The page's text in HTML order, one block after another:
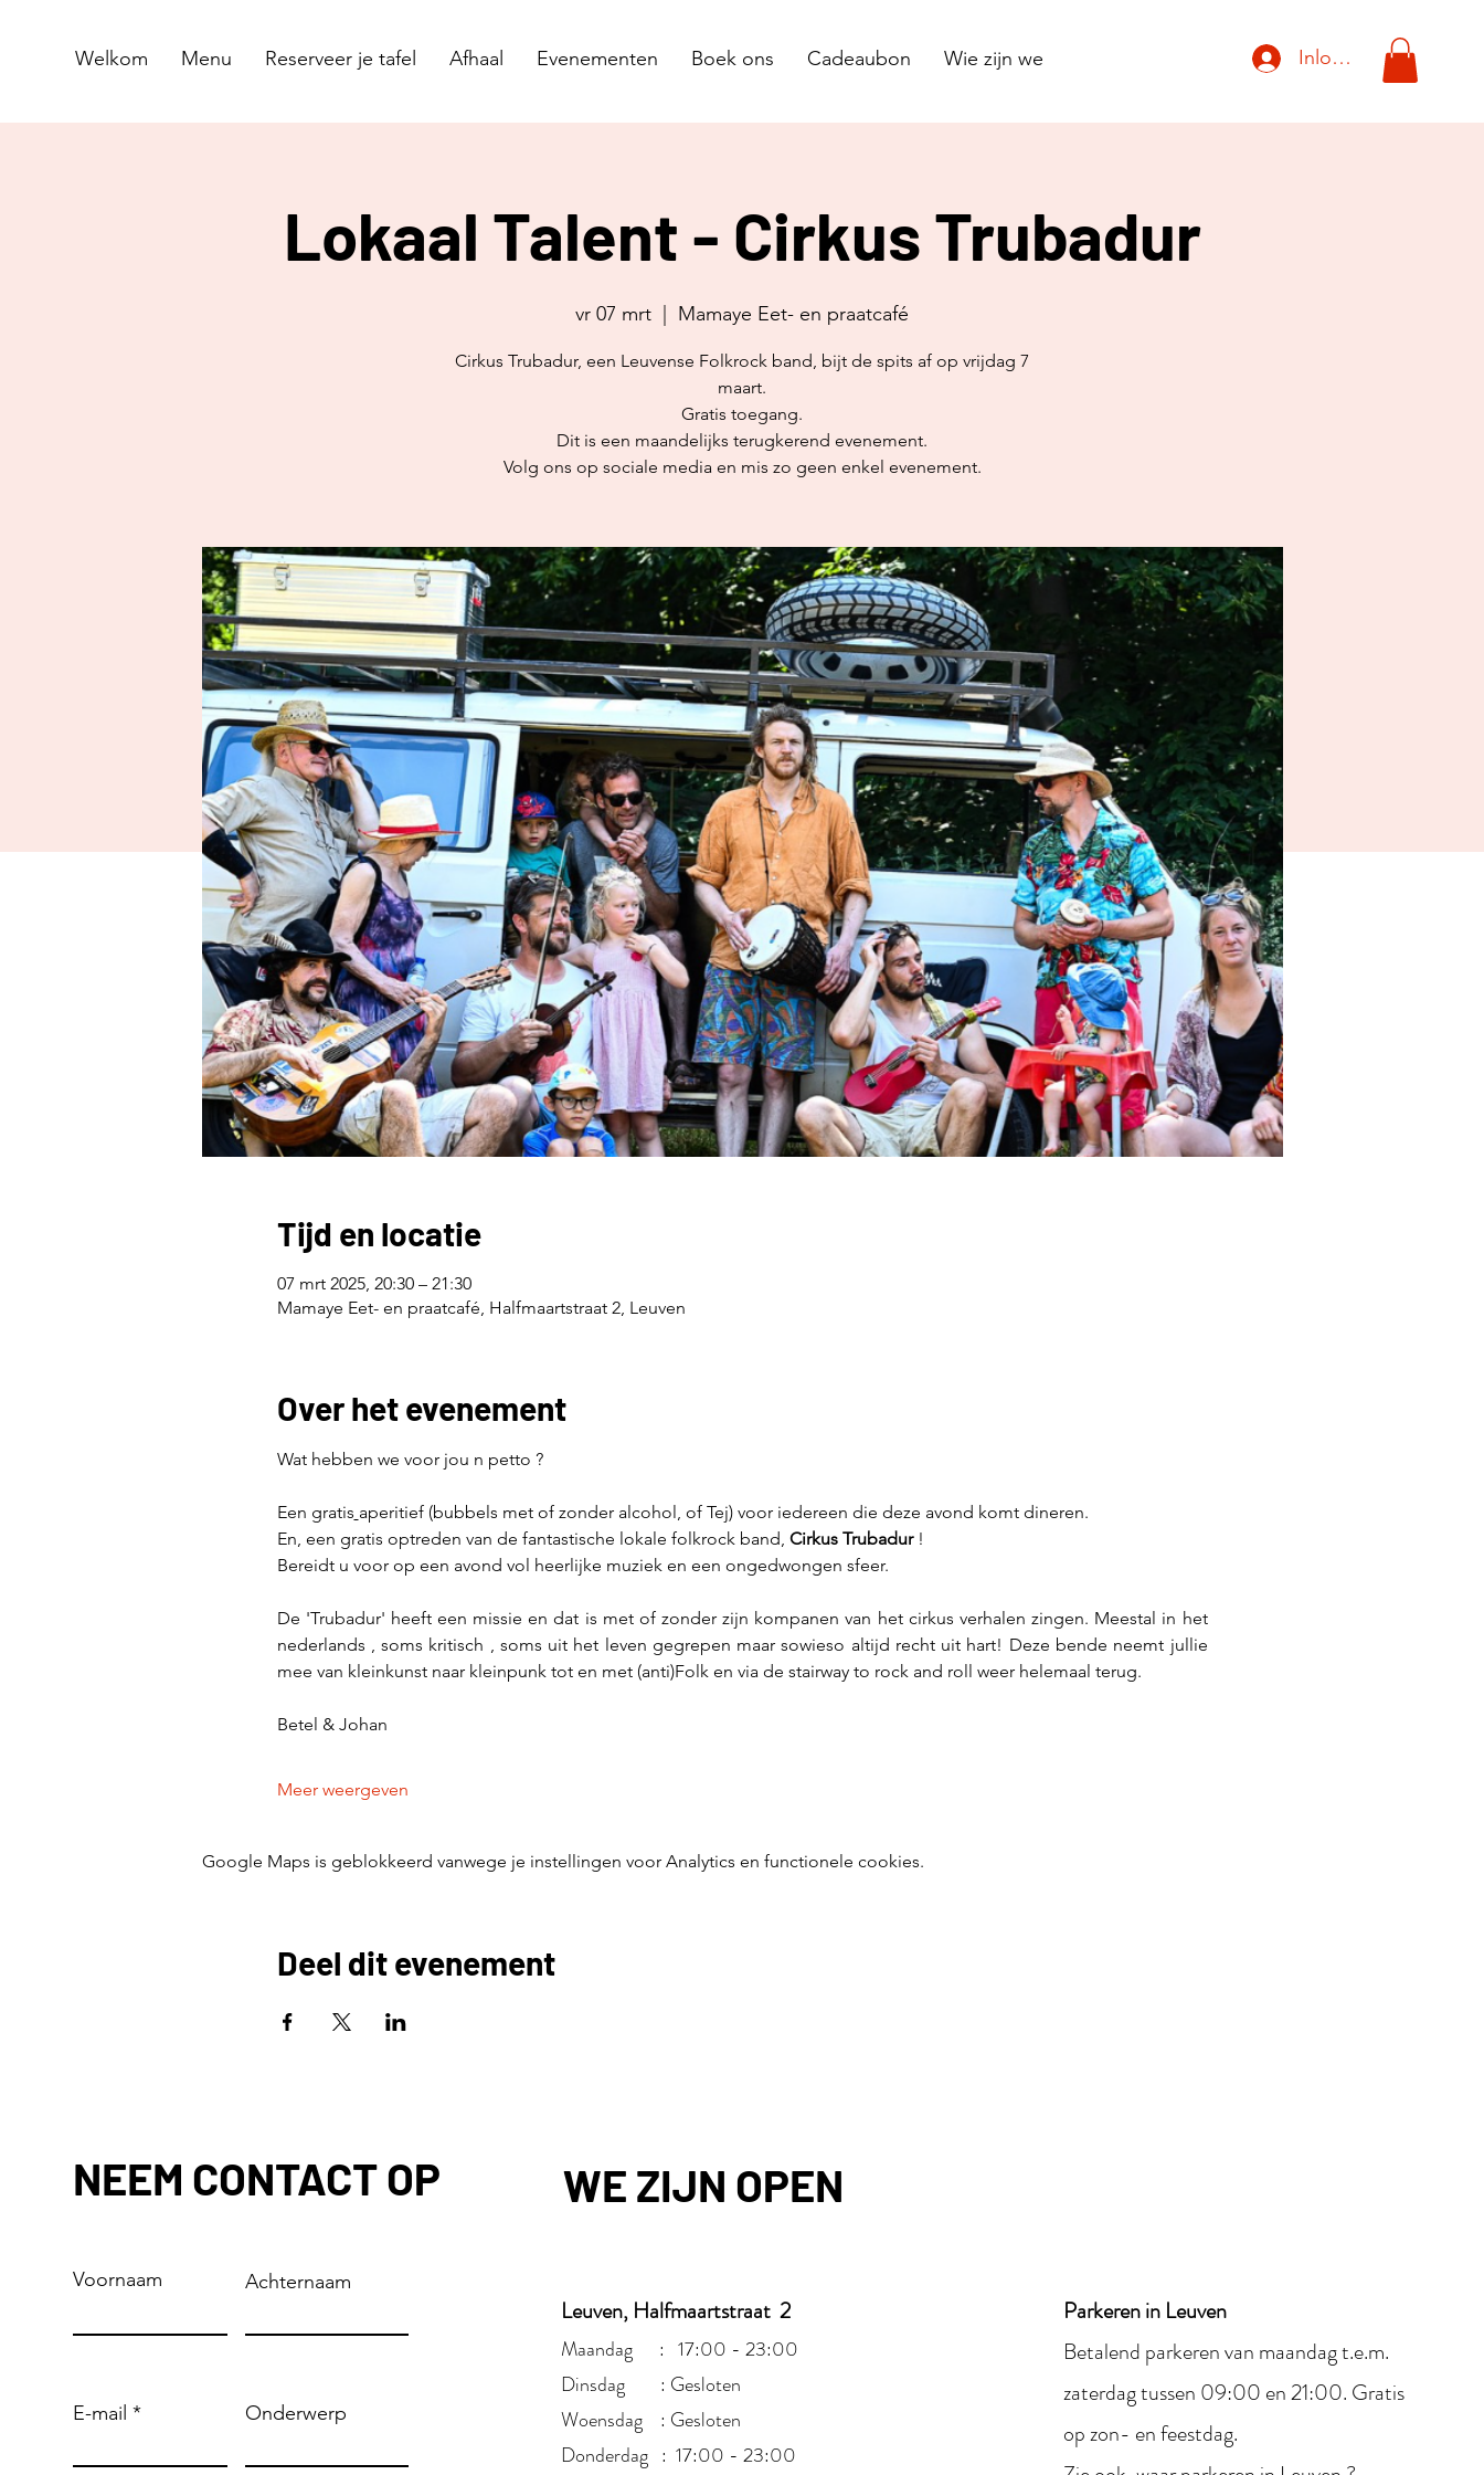
Welkom Menu Reserveer je tafel Afhaal Evenementen Boek ons Cadeaubon Wie zijn we Inloggen
Lokaal Talent - Cirkus Trubadur
vr 07 mrt
  |
Mamaye Eet- en praatcafé
Cirkus Trubadur, een Leuvense Folkrock band, bijt de spits af op vrijdag 7
maart.
Gratis toegang.
Dit is een maandelijks terugkerend evenement.
Volg ons op sociale media en mis zo geen enkel evenement.
Tijd en locatie
07 mrt 2025, 20:30 – 21:30
Mamaye Eet- en praatcafé, Halfmaartstraat 2, Leuven
Over het evenement
Wat hebben we voor jou n petto ?
Een gratis aperitief (bubbels met of zonder alcohol, of Tej) voor iedereen die deze avond komt dineren.
En, een gratis optreden van de fantastische lokale folkrock band, Cirkus Trubadur !
Bereidt u voor op een avond vol heerlijke muziek en een ongedwongen sfeer.
De 'Trubadur' heeft een missie en dat is met of zonder zijn kompanen van het cirkus verhalen zingen. Meestal in het
nederlands , soms kritisch , soms uit het leven gegrepen maar sowieso altijd recht uit hart! Deze bende neemt jullie
mee van kleinkunst naar kleinpunk tot en met (anti)Folk en via de stairway to rock and roll weer helemaal terug.
Betel & Johan
Meer weergeven
Google Maps is geblokkeerd vanwege je instellingen voor Analytics en functionele cookies.
Deel dit evenement
NEEM CONTACT OP
Voornaam Achternaam
E-mail Onderwerp
WE ZIJN OPEN
Leuven, Halfmaartstraat 2
Maandag : 17:00 - 23:00
Dinsdag : Gesloten
Woensdag : Gesloten
Donderdag : 17:00 - 23:00
Parkeren in Leuven
Betalend parkeren van maandag t.e.m.
zaterdag tussen 09:00 en 21:00. Gratis
op zon- en feestdag.